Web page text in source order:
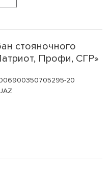
стояночного
Профи, СГР»
20